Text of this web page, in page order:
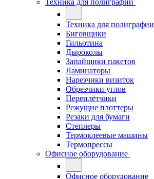
Техника для полиграфии
Техника для полиграфии
Биговщики
Гильотина
Дыроколы
Запайщики пакетов
Ламинаторы
Нарезчики визиток
Обрезчики углов
Переплётчики
Режущие плоттеры
Резаки для бумаги
Степлеры
Термоклеевые машины
Термопрессы
Офисное оборудование
Офисное оборудование